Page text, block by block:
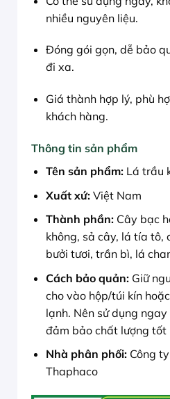
nhiều nguyên liệu.
Đóng gói gọn, dễ bảo
đi xa.
Giá thành hợp lý, phù
khách hàng.
Thông tin sản phẩm
Tên sản phẩm:Lá trầu
Xuất xứ:Việt Nam
Thành phần:Cây bạc
không, sả cây, lá tía tô,
bưởi tươi, trần bì, lá
Cách bảo quản:Giữ
cho vào hộp/túi kín
lạnh. Nên sử dụng
đảm bảo chất lượng tốt
Nhà phân phối:Công ty
Thaphaco